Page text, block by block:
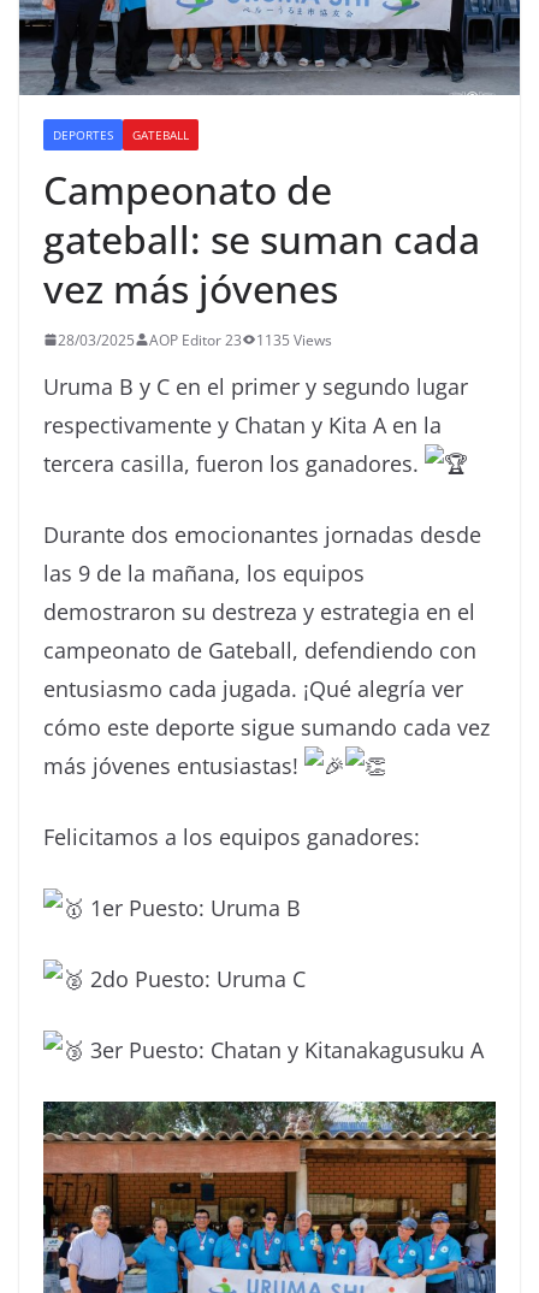
DEPORTES GATEBALL
Campeonato de
gateball: se suman cada
vez más jóvenes
28/03/2025 AOP Editor 23 1135 Views
Uruma B y C en el primer y segundo lugar
respectivamente y Chatan y Kita A en la
tercera casilla, fueron los ganadores.
Durante dos emocionantes jornadas desde
las 9 de la mañana, los equipos
demostraron su destreza y estrategia en el
campeonato de Gateball, defendiendo con
entusiasmo cada jugada. ¡Qué alegría ver
cómo este deporte sigue sumando cada vez
más jóvenes entusiastas!
Felicitamos a los equipos ganadores:
1er Puesto: Uruma B
2do Puesto: Uruma C
3er Puesto: Chatan y Kitanakagusuku A